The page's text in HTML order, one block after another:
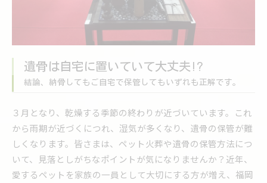
遺骨は自宅に置いていて大丈夫!?
結論、納骨してもご自宅で保管してもいずれも正解です。
３月となり、乾燥する季節の終わりが近づいています。これ
から雨期が近づくにつれ、湿気が多くなり、遺骨の保管が難
しくなります。皆さまは、ペット火葬や遺骨の保管方法につ
いて、見落としがちなポイントが気になりませんか？近年、
愛するペットを家族の一員として大切にする方が増え、福岡